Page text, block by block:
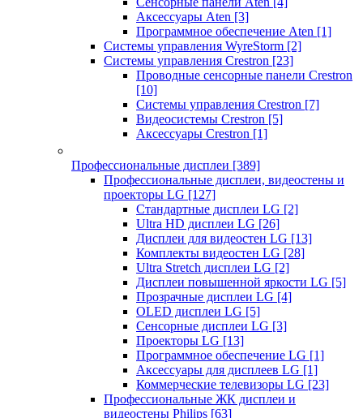
Аксессуары Aten [3]
Программное обеспечение Aten [1]
Системы управления WyreStorm [2]
Системы управления Crestron [23]
Проводные сенсорные панели Crestron
[10]
Системы управления Crestron [7]
Видеосистемы Crestron [5]
Аксессуары Crestron [1]
Профессиональные дисплеи [389]
Профессиональные дисплеи, видеостены и
проекторы LG [127]
Стандартные дисплеи LG [2]
Ultra HD дисплеи LG [26]
Дисплеи для видеостен LG [13]
Комплекты видеостен LG [28]
Ultra Stretch дисплеи LG [2]
Дисплеи повышенной яркости LG [5]
Прозрачные дисплеи LG [4]
OLED дисплеи LG [5]
Сенсорные дисплеи LG [3]
Проекторы LG [13]
Программное обеспечение LG [1]
Аксессуары для дисплеев LG [1]
Коммерческие телевизоры LG [23]
Профессиональные ЖК дисплеи и
видеостены Philips [63]